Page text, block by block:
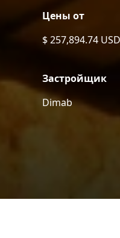
Цены от
$ 257,894.74 USD
Застройщик
Dimab